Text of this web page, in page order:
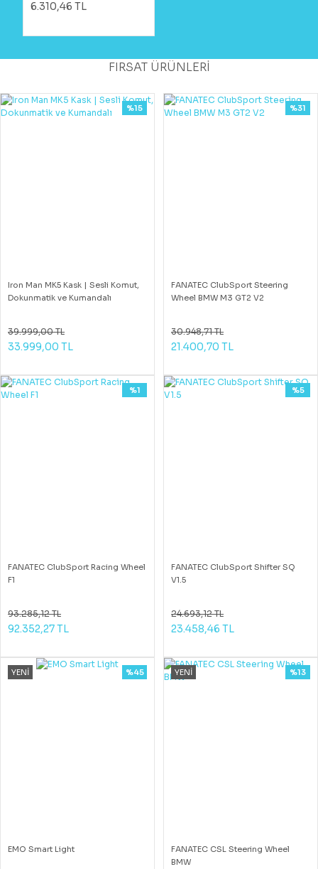
6.310,46 TL
FIRSAT ÜRÜNLERİ
Iron Man MK5 Kask | Sesli Komut,
Dokunmatik ve Kumandalı
%15
39.999,00 TL
33.999,00 TL
FANATEC ClubSport Steering
Wheel BMW M3 GT2 V2
%31
30.948,71 TL
21.400,70 TL
FANATEC ClubSport Racing Wheel
F1
%1
93.285,12 TL
92.352,27 TL
FANATEC ClubSport Shifter SQ
V1.5
%5
24.693,12 TL
23.458,46 TL
YENİ
EMO Smart Light
%45 YENİ
FANATEC CSL Steering Wheel
BMW
%13